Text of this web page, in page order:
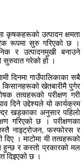
कृषकहरूको उत्पादन क्षमता
रूपमा सुरु गरिएको छ ।
र उत्पादनमुखी बनाउने
सुरुवात गरेको हो ।
दिनमा गाउँपालिकाका सबै
किसानहरूको खेतबारीमै पुगेर
तत्वहरूको परीक्षण गरी
दिने उद्देश्यले यो कार्यक्रम
खड्काका अनुसार पहिलो
गरिएको छ । परीक्षणका
नाइट्रोजन, फस्फोरस र
दिए । माटोमा यी तत्वहरूको
हुन्छ र कस्तो प्रकारको मल
दिइएको छ ।